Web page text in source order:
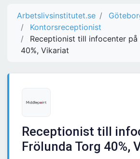
Arbetslivsinstitutet.se
Kontorsreceptionist
Receptionist till infocenter på
40%, Vikariat
Receptionist till
Frölunda Torg 40%,